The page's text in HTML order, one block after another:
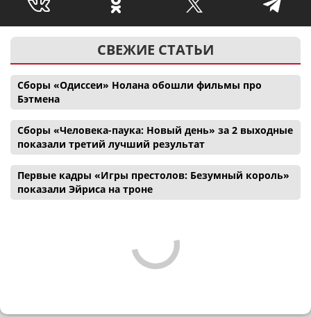
СВЕЖИЕ СТАТЬИ
Сборы «Одиссеи» Нолана обошли фильмы про
Бэтмена
Сборы «Человека-паука: Новый день» за 2 выходные
показали третий лучший результат
Первые кадры «Игры престолов: Безумный король»
показали Эйриса на троне